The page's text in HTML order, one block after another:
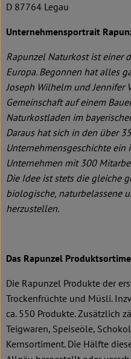
D 87764 Legau
Unternehmensportrait
Rapunzel Naturkost ist einer
Europa. Begonnen hat alles
Joseph Wilhelm und Jennifer
Gemeinschaft auf einem
Naturkostladen im
Daraus hat sich in den über
Unternehmensgeschichte
Unternehmen mit 300
Die Idee ist stets die gleiche
biologische, naturbelassene
herzustellen.
Das Rapunzel
Die Rapunzel Produkte der
Trockenfrüchte und Müsli.
ca. 550 Produkte. Zusätzlich
Teigwaren, Speiseöle,
Kernsortiment. Die Hälfte